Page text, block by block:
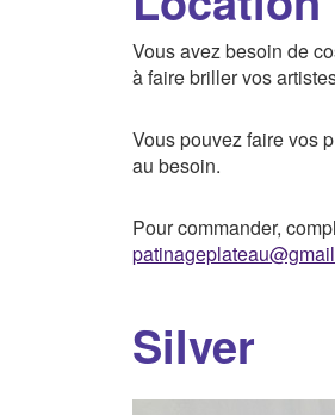
Vous avez besoin de
à faire briller vos
Vous pouvez faire vos
au besoin.
Pour commander,
Silver